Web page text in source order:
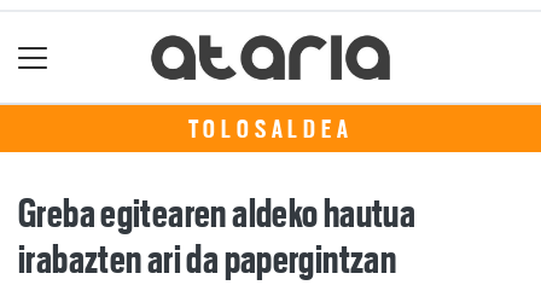
TOLOSALDEA
Greba egitearen aldeko hautua
irabazten ari da papergintzan